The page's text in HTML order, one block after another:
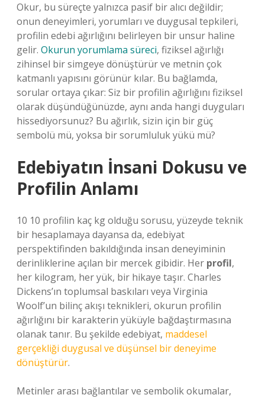
Okur, bu süreçte yalnızca pasif bir alıcı değildir;
onun deneyimleri, yorumları ve duygusal tepkileri,
profilin edebi ağırlığını belirleyen bir unsur haline
gelir. Okurun yorumlama süreci, fiziksel ağırlığı
zihinsel bir simgeye dönüştürür ve metnin çok
katmanlı yapısını görünür kılar. Bu bağlamda,
sorular ortaya çıkar: Siz bir profilin ağırlığını fiziksel
olarak düşündüğünüzde, aynı anda hangi duyguları
hissediyorsunuz? Bu ağırlık, sizin için bir güç
sembolü mü, yoksa bir sorumluluk yükü mü?
Edebiyatın İnsani Dokusu ve
Profilin Anlamı
10 10 profilin kaç kg olduğu sorusu, yüzeyde teknik
bir hesaplamaya dayansa da, edebiyat
perspektifinden bakıldığında insan deneyiminin
derinliklerine açılan bir mercek gibidir. Her profil,
her kilogram, her yük, bir hikaye taşır. Charles
Dickens’ın toplumsal baskıları veya Virginia
Woolf’un bilinç akışı teknikleri, okurun profilin
ağırlığını bir karakterin yüküyle bağdaştırmasına
olanak tanır. Bu şekilde edebiyat, maddesel
gerçekliği duygusal ve düşünsel bir deneyime
dönüştürür.
Metinler arası bağlantılar ve sembolik okumalar,